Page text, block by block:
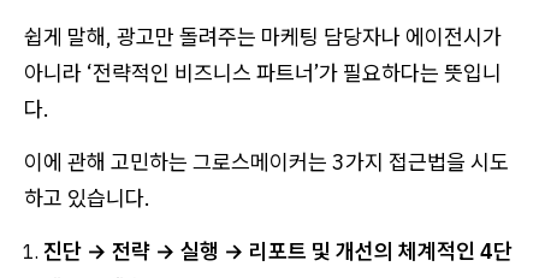
쉽게 말해, 광고만 돌려주는 마케팅 담당자나 에이전시가
아니라 ‘전략적인 비즈니스 파트너’가 필요하다는 뜻입니
다.
이에 관해 고민하는 그로스메이커는 3가지 접근법을 시도
하고 있습니다.
진단 → 전략 → 실행 → 리포트 및 개선의 체계적인 4단